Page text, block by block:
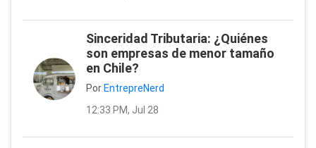
Sinceridad Tributaria: ¿Quiénes
son empresas de menor tamaño
en Chile?
Por EntrepreNerd
12:33 PM, Jul 28